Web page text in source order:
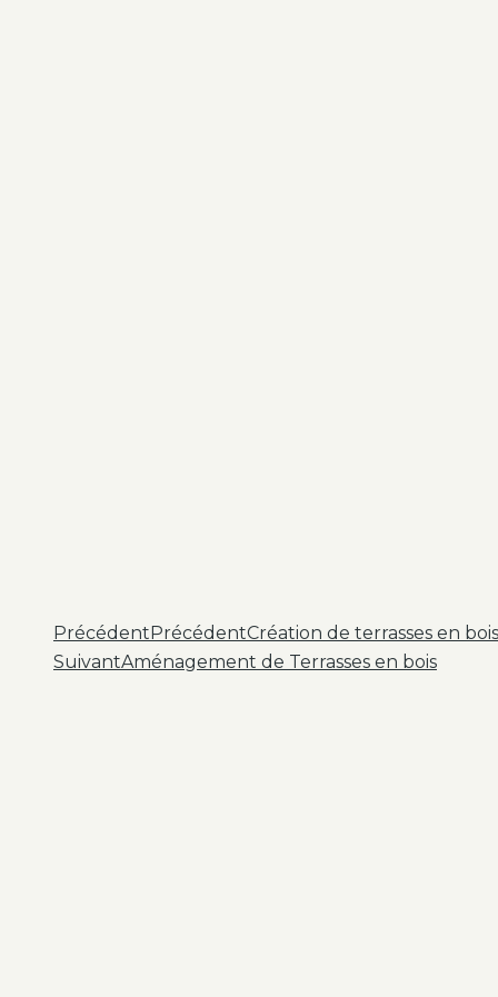
Précédent PrécédentCréation de terrasses en
SuivantAménagement de Terrasses en bois